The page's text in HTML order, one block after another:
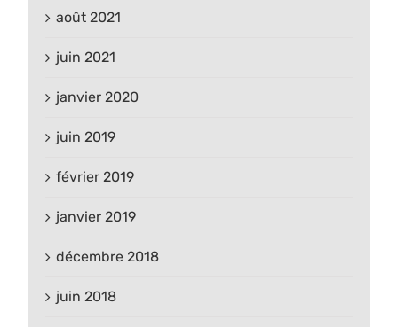
août 2021
juin 2021
janvier 2020
juin 2019
février 2019
janvier 2019
décembre 2018
juin 2018